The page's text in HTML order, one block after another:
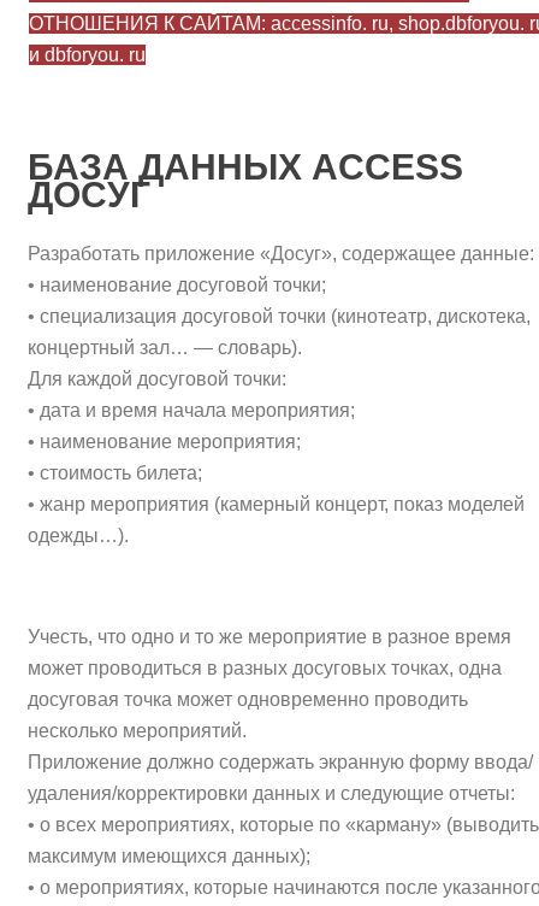
ОТНОШЕНИЯ К САЙТАМ: accessinfo. ru, shop.dbforyou.
и dbforyou. ru
БАЗА ДАННЫХ ACCESS
ДОСУГ
Разработать приложение «Досуг», содержащее данные:
• наименование досуговой точки;
• специализация досуговой точки (кинотеатр, дискотека,
концертный зал… — словарь).
Для каждой досуговой точки:
• дата и время начала мероприятия;
• наименование мероприятия;
• стоимость билета;
• жанр мероприятия (камерный концерт, показ моделей
одежды…).
Учесть, что одно и то же мероприятие в разное время
может проводиться в разных досуговых точках, одна
досуговая точка может одновременно проводить
несколько мероприятий.
Приложение должно содержать экранную форму ввода/
удаления/корректировки данных и следующие отчеты:
• о всех мероприятиях, которые по «карману» (выводить
максимум имеющихся данных);
• о мероприятиях, которые начинаются после